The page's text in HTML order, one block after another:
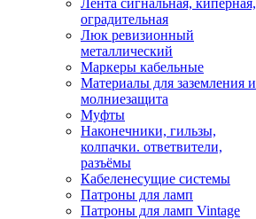
Лента сигнальная, киперная,
оградительная
Люк ревизионный
металлический
Маркеры кабельные
Материалы для заземления и
молниезащита
Муфты
Наконечники, гильзы,
колпачки. ответвители,
разъёмы
Кабеленесущие системы
Патроны для ламп
Патроны для ламп Vintage